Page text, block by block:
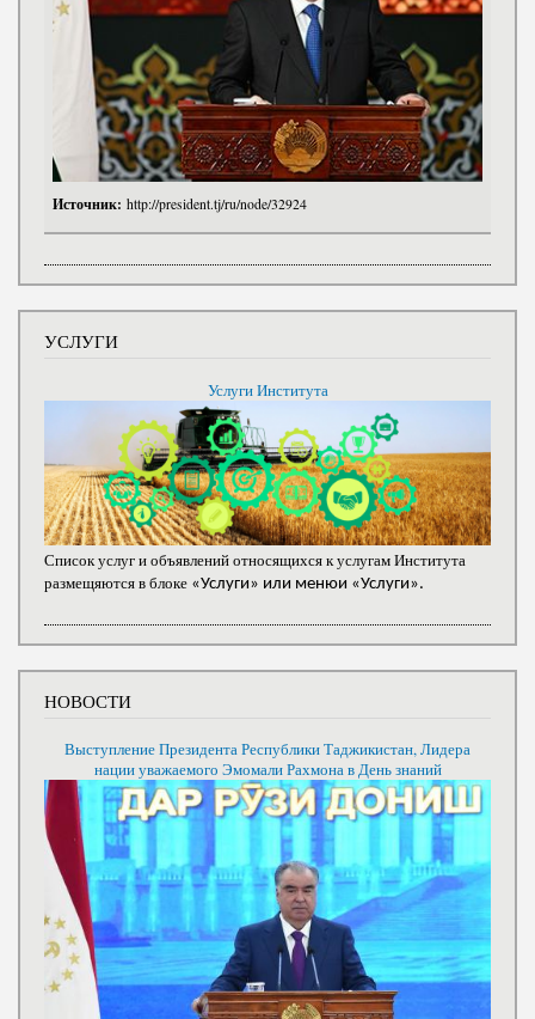
Источник: http://president.tj/ru/node/32924
УСЛУГИ
Услуги Института
Список услуг и объявлений относящихся к услугам Института
размещяются в блоке «Услуги» или менюи «Услуги».
НОВОСТИ
Выступление Президента Республики Таджикистан, Лидера
нации уважаемого Эмомали Рахмона в День знаний